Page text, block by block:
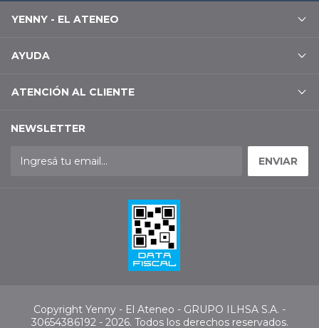
YENNY - EL ATENEO
AYUDA
ATENCIÓN AL CLIENTE
NEWSLETTER
Copyright Yenny - El Ateneo - GRUPO ILHSA S.A. -
30654386192 - 2026. Todos los derechos reservados.